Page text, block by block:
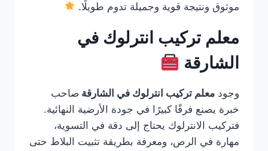
موثوق ونتيجة قوية وجميلة تدوم طويلًا.
معلم تركيب انترلوك في
الشارقة
وجود معلم تركيب انترلوك في الشارقة صاحب
خبرة يصنع فرقًا كبيرًا في جودة الأرضية النهائية.
فتركيب الانترلوك يحتاج إلى دقة في التسوية،
مهارة في الرص، ومعرفة بطريقة تثبيت البلاط حتى